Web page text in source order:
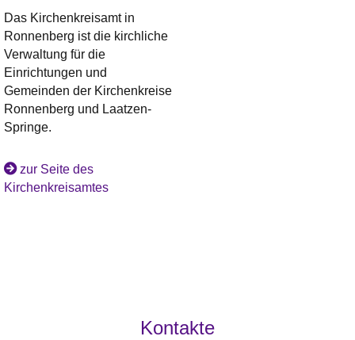
Das Kirchenkreisamt in
Ronnenberg ist die kirchliche
Verwaltung für die
Einrichtungen und
Gemeinden der Kirchenkreise
Ronnenberg und Laatzen-
Springe.
zur Seite des
Kirchenkreisamtes
Kontakte